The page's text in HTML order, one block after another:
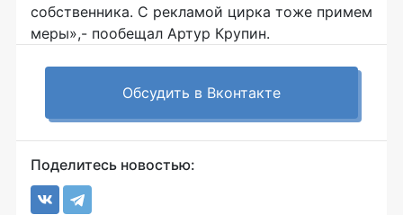
собственника. С рекламой цирка тоже примем
меры»,- пообещал Артур Крупин.
Обсудить в Вконтакте
Поделитесь новостью: